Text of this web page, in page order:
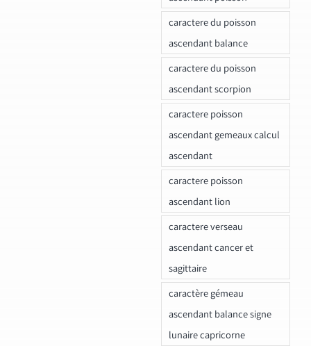
caractere du poisson
ascendant balance
caractere du poisson
ascendant scorpion
caractere poisson
ascendant gemeaux calcul
ascendant
caractere poisson
ascendant lion
caractere verseau
ascendant cancer et
sagittaire
caractère gémeau
ascendant balance signe
lunaire capricorne